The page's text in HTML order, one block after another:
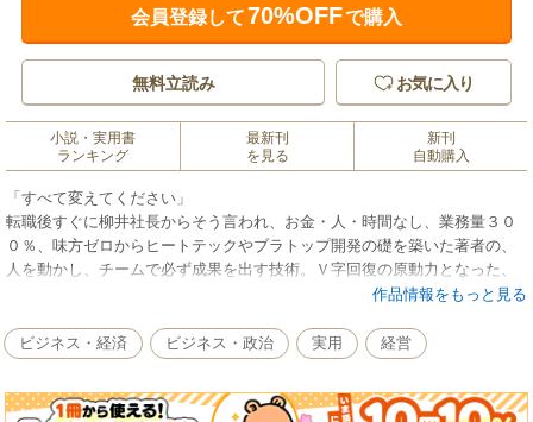
会員登録して70%OFFで購入
無料立読み お気に入り
小説・実用書
ランキング
最新刊
を見る
新刊
自動購入
「すべて変えてください」
転職後すぐに柳井社長からそう言われ、お金・人・時間なし、業務量３０
０％、味方ゼロからヒートテックやブラトップ開発の礎を築いた著者の、
人を動かし、チームで必ず成果を出す技術。Ｖ字回復の原動力となった、
ユニクロ流「プロフェッショナルマネジャー」実践法。作品情報をもっと見る
ビジネス・経済 ビジネス・政治 実用 経営